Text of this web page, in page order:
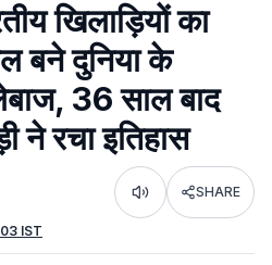
खिलाड़ियों का
बने दुनिया के
36 साल बाद
ने रचा इतिहास
Listen SHARE
IST